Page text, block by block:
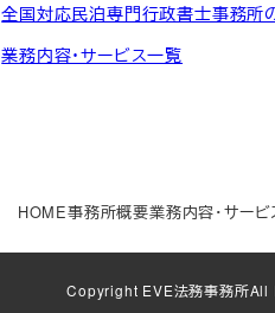
全国対応民泊専門行政書士事務所
業務内容・サービス一覧
HOME事務所概要業務内容・サー
Copyright EVE法務事務所All